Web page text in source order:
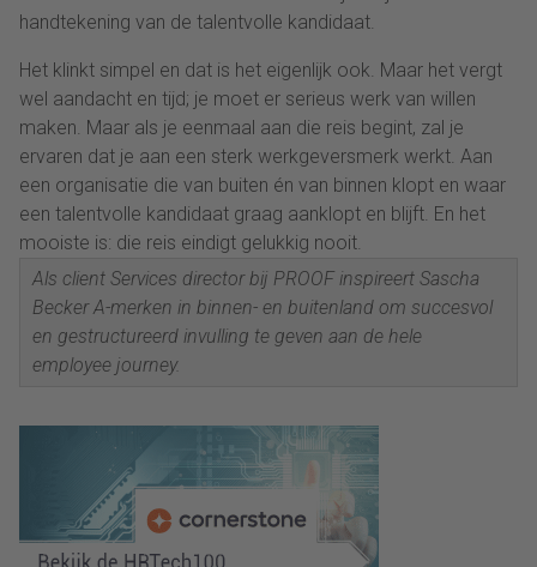
handtekening van de talentvolle kandidaat.
Het klinkt simpel en dat is het eigenlijk ook. Maar het vergt
wel aandacht en tijd; je moet er serieus werk van willen
maken. Maar als je eenmaal aan die reis begint, zal je
ervaren dat je aan een sterk werkgeversmerk werkt. Aan
een organisatie die van buiten én van binnen klopt en waar
een talentvolle kandidaat graag aanklopt en blijft. En het
mooiste is: die reis eindigt gelukkig nooit.
Als client Services director bij PROOF inspireert Sascha
Becker A-merken in binnen- en buitenland om succesvol
en gestructureerd invulling te geven aan de hele
employee journey.